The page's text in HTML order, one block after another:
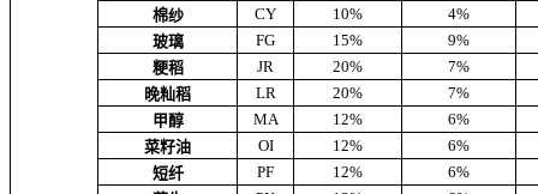
棉纱
CY 10%
4%
玻璃
FG 15%
9%
粳稻
JR 20%
7%
晚籼稻
LR 20%
7%
甲醇
MA 12%
6%
菜籽油
OI 12%
6%
短纤
PF 12%
6%